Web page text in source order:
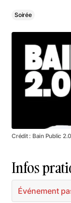
Soirée
Crédit : Bain Public
Infos
Événement